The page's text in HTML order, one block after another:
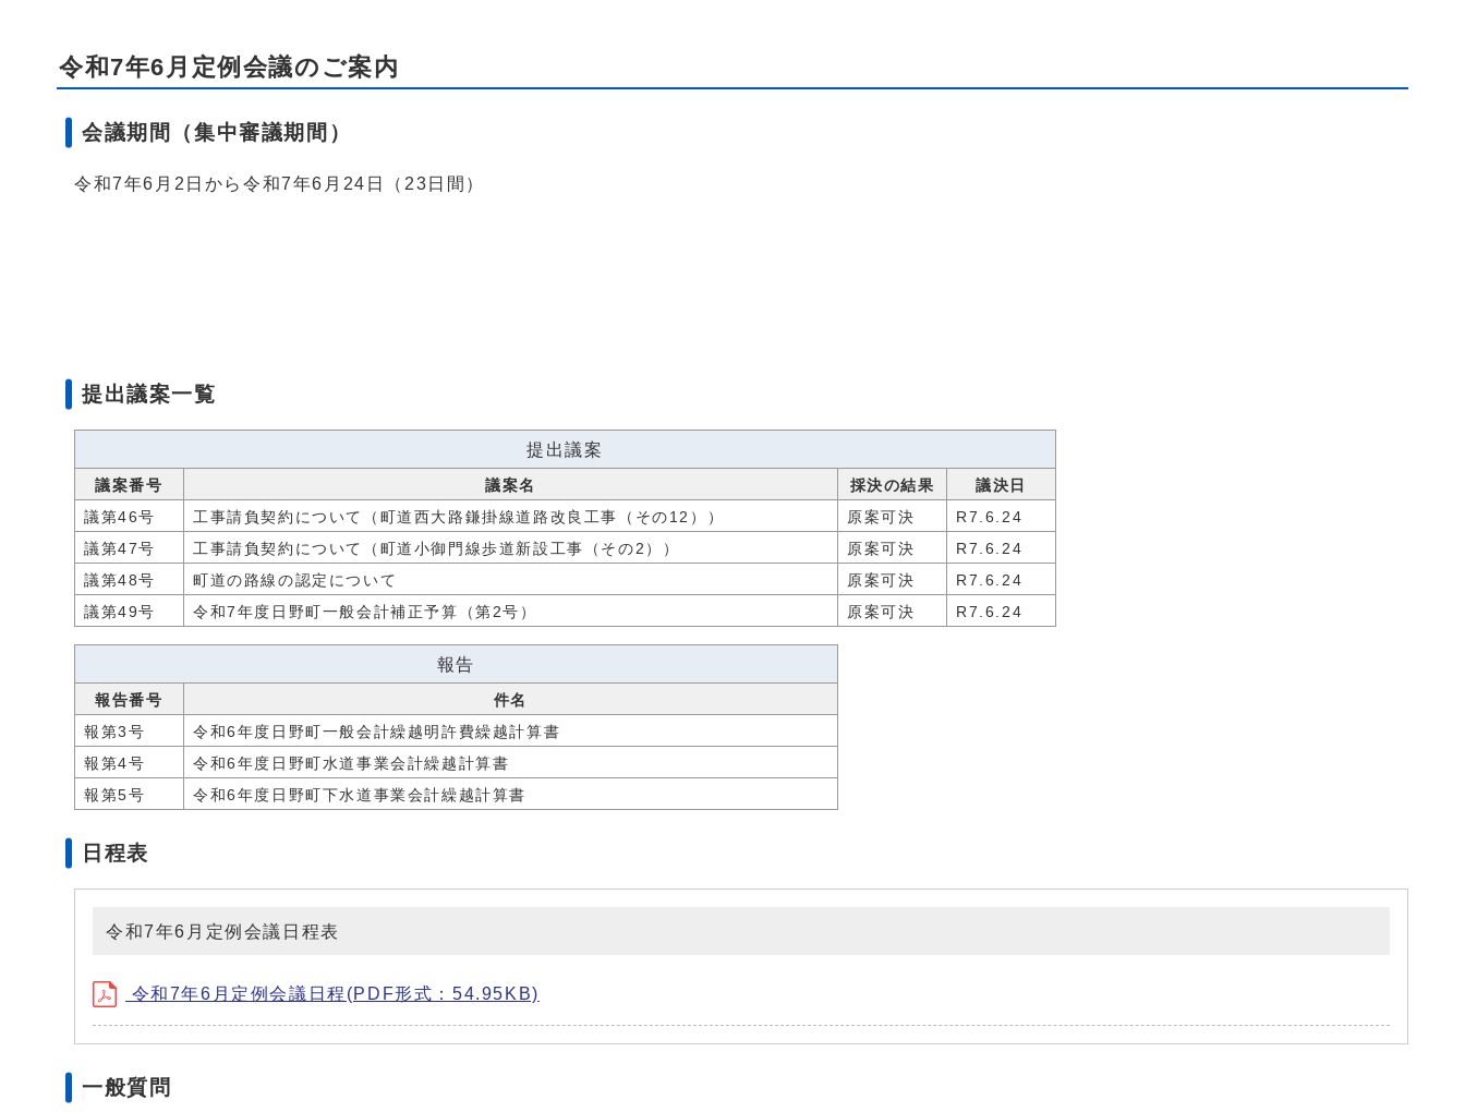
令和7年6月定例会議のご案内
会議期間（集中審議期間）
令和7年6月2日から令和7年6月24日（23日間）
提出議案一覧
提出議案
議案番号 議案名 採決の結果
議決日
議第46号
工事請負契約について（町道西大路鎌掛線道路改良工事（その12）） 原案可決
R7.6.24
議第47号
工事請負契約について（町道小御門線歩道新設工事（その2）） 原案可決
R7.6.24
議第48号
町道の路線の認定について 原案可決
R7.6.24
議第49号
令和7年度日野町一般会計補正予算（第2号） 原案可決 R7.6.24
報告
報告番号
件名
報第3号
令和6年度日野町一般会計繰越明許費繰越計算書
報第4号
令和6年度日野町水道事業会計繰越計算書
報第5号
令和6年度日野町下水道事業会計繰越計算書
日程表
令和7年6月定例会議日程表
令和7年6月定例会議日程(PDF形式：54.95KB)
一般質問